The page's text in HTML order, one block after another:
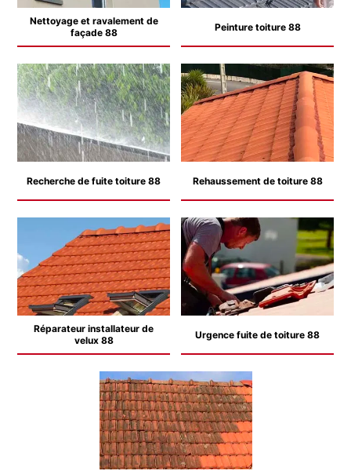
Nettoyage et ravalement de
façade 88
Peinture toiture 88
Recherche de fuite toiture 88 Rehaussement de toiture 88
Réparateur installateur de
velux 88
Urgence fuite de toiture 88